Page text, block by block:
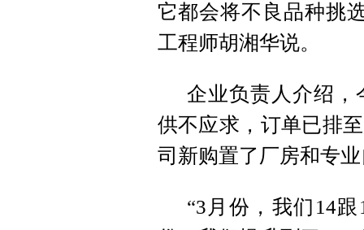
它都会将不良品种挑
工程师胡湘华说。
企业负责人介绍，
供不应求，订单已排
司新购置了厂房和专
“3月份，我们14